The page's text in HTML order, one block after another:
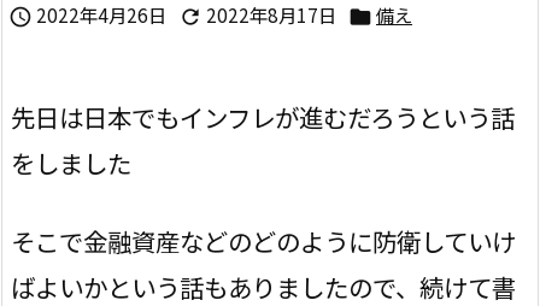
 2022年4月26日  2022年8月17日  備え
先日は日本でもインフレが進むだろうという話
をしました
そこで金融資産などのどのように防衛していけ
ばよいかという話もありましたので、続けて書